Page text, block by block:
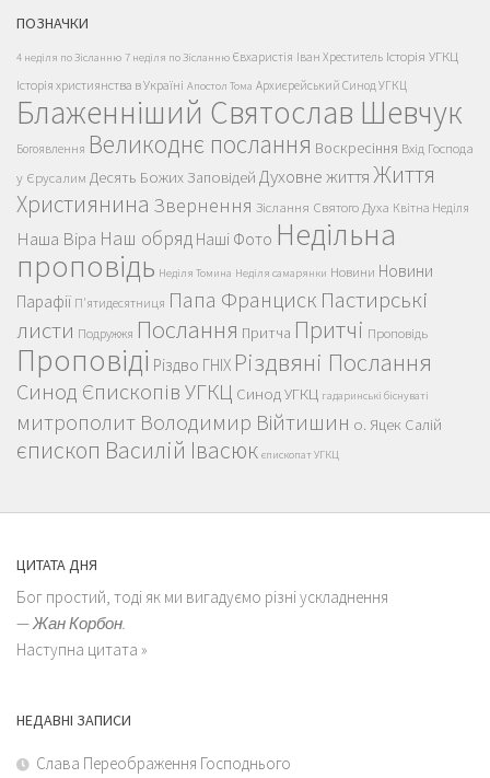
ПОЗНАЧКИ
4 неділя по Зісланню 7 неділя по Зісланню Євхаристія Іван Хреститель Історія УГКЦ
Історія християнства в Україні Апостол Тома Архиєрейський Синод УГКЦ
Блаженніший Святослав Шевчук
Богоявлення Великоднє послання Воскресіння Вхід Господа
у Єрусалим Десять Божих Заповідей Духовне життяЖиття
Християнина Звернення Зіслання Святого Духа Квітна Неділя
Наша Віра Наш обряд Наші Фото Недільна
проповідь Неділя Томина Неділя самарянки Новини Новини
Парафії П'ятидесятниця Папа Франциск Пастирські
листи Подружжя Послання Притча Притчі Проповідь
Проповіді Різдво ГНІХ Різдвяні Послання
Синод Єпископів УГКЦ Синод УГКЦ гадаринські біснуваті
митрополит Володимир Війтишин о. Яцек Салій
єпископ Василій Івасюк єпископат УГКЦ
ЦИТАТА ДНЯ
Бог простий, тоді як ми вигадуємо різні ускладнення
—Жан Корбон.
Наступна цитата »
НЕДАВНІ ЗАПИСИ
Слава Переображення Господнього